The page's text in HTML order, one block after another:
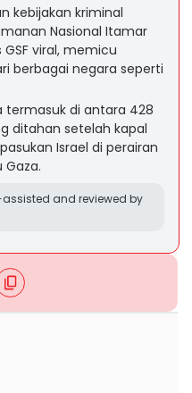
kebijakan kriminal
Nasional Itamar
viral, memicu
berbagai negara seperti
termasuk di antara 428
ditahan setelah kapal
Israel di perairan
and reviewed by